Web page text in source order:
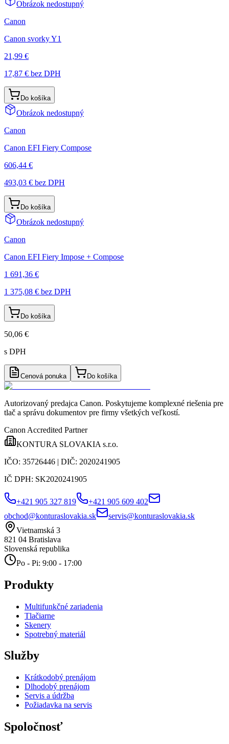
Obrázok nedostupný
Canon
Canon svorky Y1
21,99 €
17,87 € bez DPH
Do košíka
Obrázok nedostupný
Canon
Canon EFI Fiery Compose
606,44 €
493,03 € bez DPH
Do košíka
Obrázok nedostupný
Canon
Canon EFI Fiery Impose + Compose
1 691,36 €
1 375,08 € bez DPH
Do košíka
50,06 €
s DPH
Cenová ponuka Do košíka
Autorizovaný predajca Canon. Poskytujeme komplexné riešenia pre
tlač a správu dokumentov pre firmy všetkých veľkostí.
Canon Accredited Partner
KONTURA SLOVAKIA s.r.o.
IČO: 35726446 | DIČ: 2020241905
IČ DPH: SK2020241905
+421 905 327 819
+421 905 609 402
obchod@konturaslovakia.sk
servis@konturaslovakia.sk
Vietnamská 3
821 04 Bratislava
Slovenská republika
Po - Pi: 9:00 - 17:00
Produkty
Multifunkčné zariadenia
Tlačiarne
Skenery
Spotrebný materiál
Služby
Krátkodobý prenájom
Dlhodobý prenájom
Servis a údržba
Požiadavka na servis
Spoločnosť